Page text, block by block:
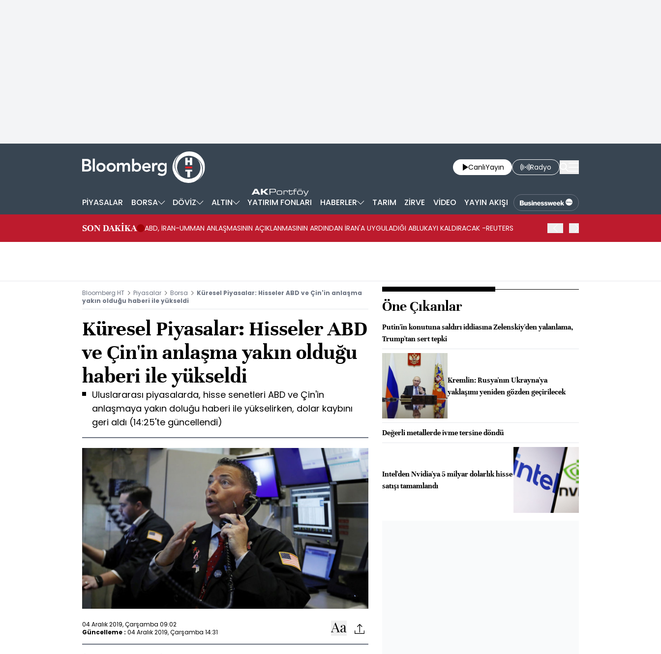
CanlıYayın Radyo
PİYASALAR BORSA DÖVİZ ALTIN YATIRIM FONLARI HABERLER TARIM ZİRVE VİDEO YAYIN AKIŞI
SON DAKİKA ABD, İRAN-UMMAN ANLAŞMASININ AÇIKLANMASININ ARDINDAN İRAN'A UYGULADIĞI ABLUKAYI KALDIRACAK -REUTERS
Bloomberg HT Piyasalar Borsa
Küresel Piyasalar: Hisseler ABD ve Çin'in anlaşma
yakın olduğu haberi ile yükseldi
Küresel Piyasalar: Hisseler ABD
ve Çin'in anlaşma yakın olduğu
haberi ile yükseldi
Uluslararası piyasalarda, hisse senetleri ABD ve Çin'in
anlaşmaya yakın doluğu haberi ile yükselirken, dolar kaybını
geri aldı (14:25'te güncellendi)
04 Aralık 2019, Çarşamba 09:02
Güncelleme : 04 Aralık 2019, Çarşamba 14:31
Öne Çıkanlar
Putin'in konutuna saldırı iddiasına Zelenskiy'den yalanlama,
Trump'tan sert tepki
Kremlin: Rusya'nın Ukrayna'ya
yaklaşımı yeniden gözden geçirilecek
Değerli metallerde ivme tersine döndü
Intel'den Nvidia'ya 5 milyar dolarlık hisse
satışı tamamlandı